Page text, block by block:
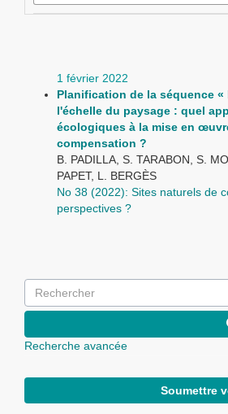
1 février 2022
Planification de la séquence «
l'échelle du paysage : quel
écologiques à la mise en
compensation ?
B. PADILLA, S. TARABON, S.
PAPET, L. BERGÈS
No 38 (2022): Sites naturels de
perspectives ?
Recherche avancée
Soumettre